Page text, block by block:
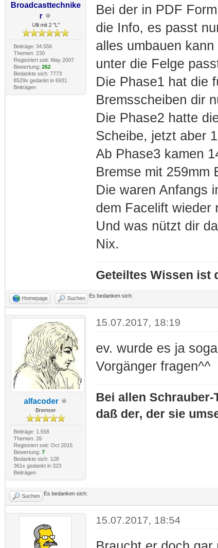
Broadcasttechnike
r
Ulli mit 2 "L"
Beiträge: 34.556
Themen: 230
Registriert seit: May 2007
Bewertung: 262
Bedankte sich: 7773
8529x gedankt in 6931
Beiträgen
Bei der in PDF
die Info, es passt
alles umbauen
unter die Felge
Die Phase1 hat die
Bremsscheiben dir
Die Phase2 hatte
Scheibe, jetzt aber
Ab Phase3 kamen
Bremse mit 259mm
Die waren Anfangs
dem Facelift wieder
Und was nützt dir
Nix.
Geteiltes Wissen ist
Homepage Suchen Es bedanken sich:
alfacoder
Bremser
Beiträge: 1.558
Themen: 26
Registriert seit: Oct 2015
Bewertung: 7
Bedankte sich: 128
361x gedankt in 323
Beiträgen
15.07.2017, 18:19
ev. wurde es ja
Vorgänger fragen^^
Bei allen
daß der, der sie
Suchen Es bedanken sich:
15.07.2017, 18:54